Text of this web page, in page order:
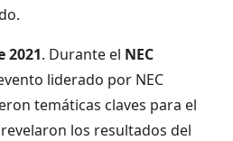
2021. Durante el NEC
liderado por NEC
temáticas claves para el
los resultados del